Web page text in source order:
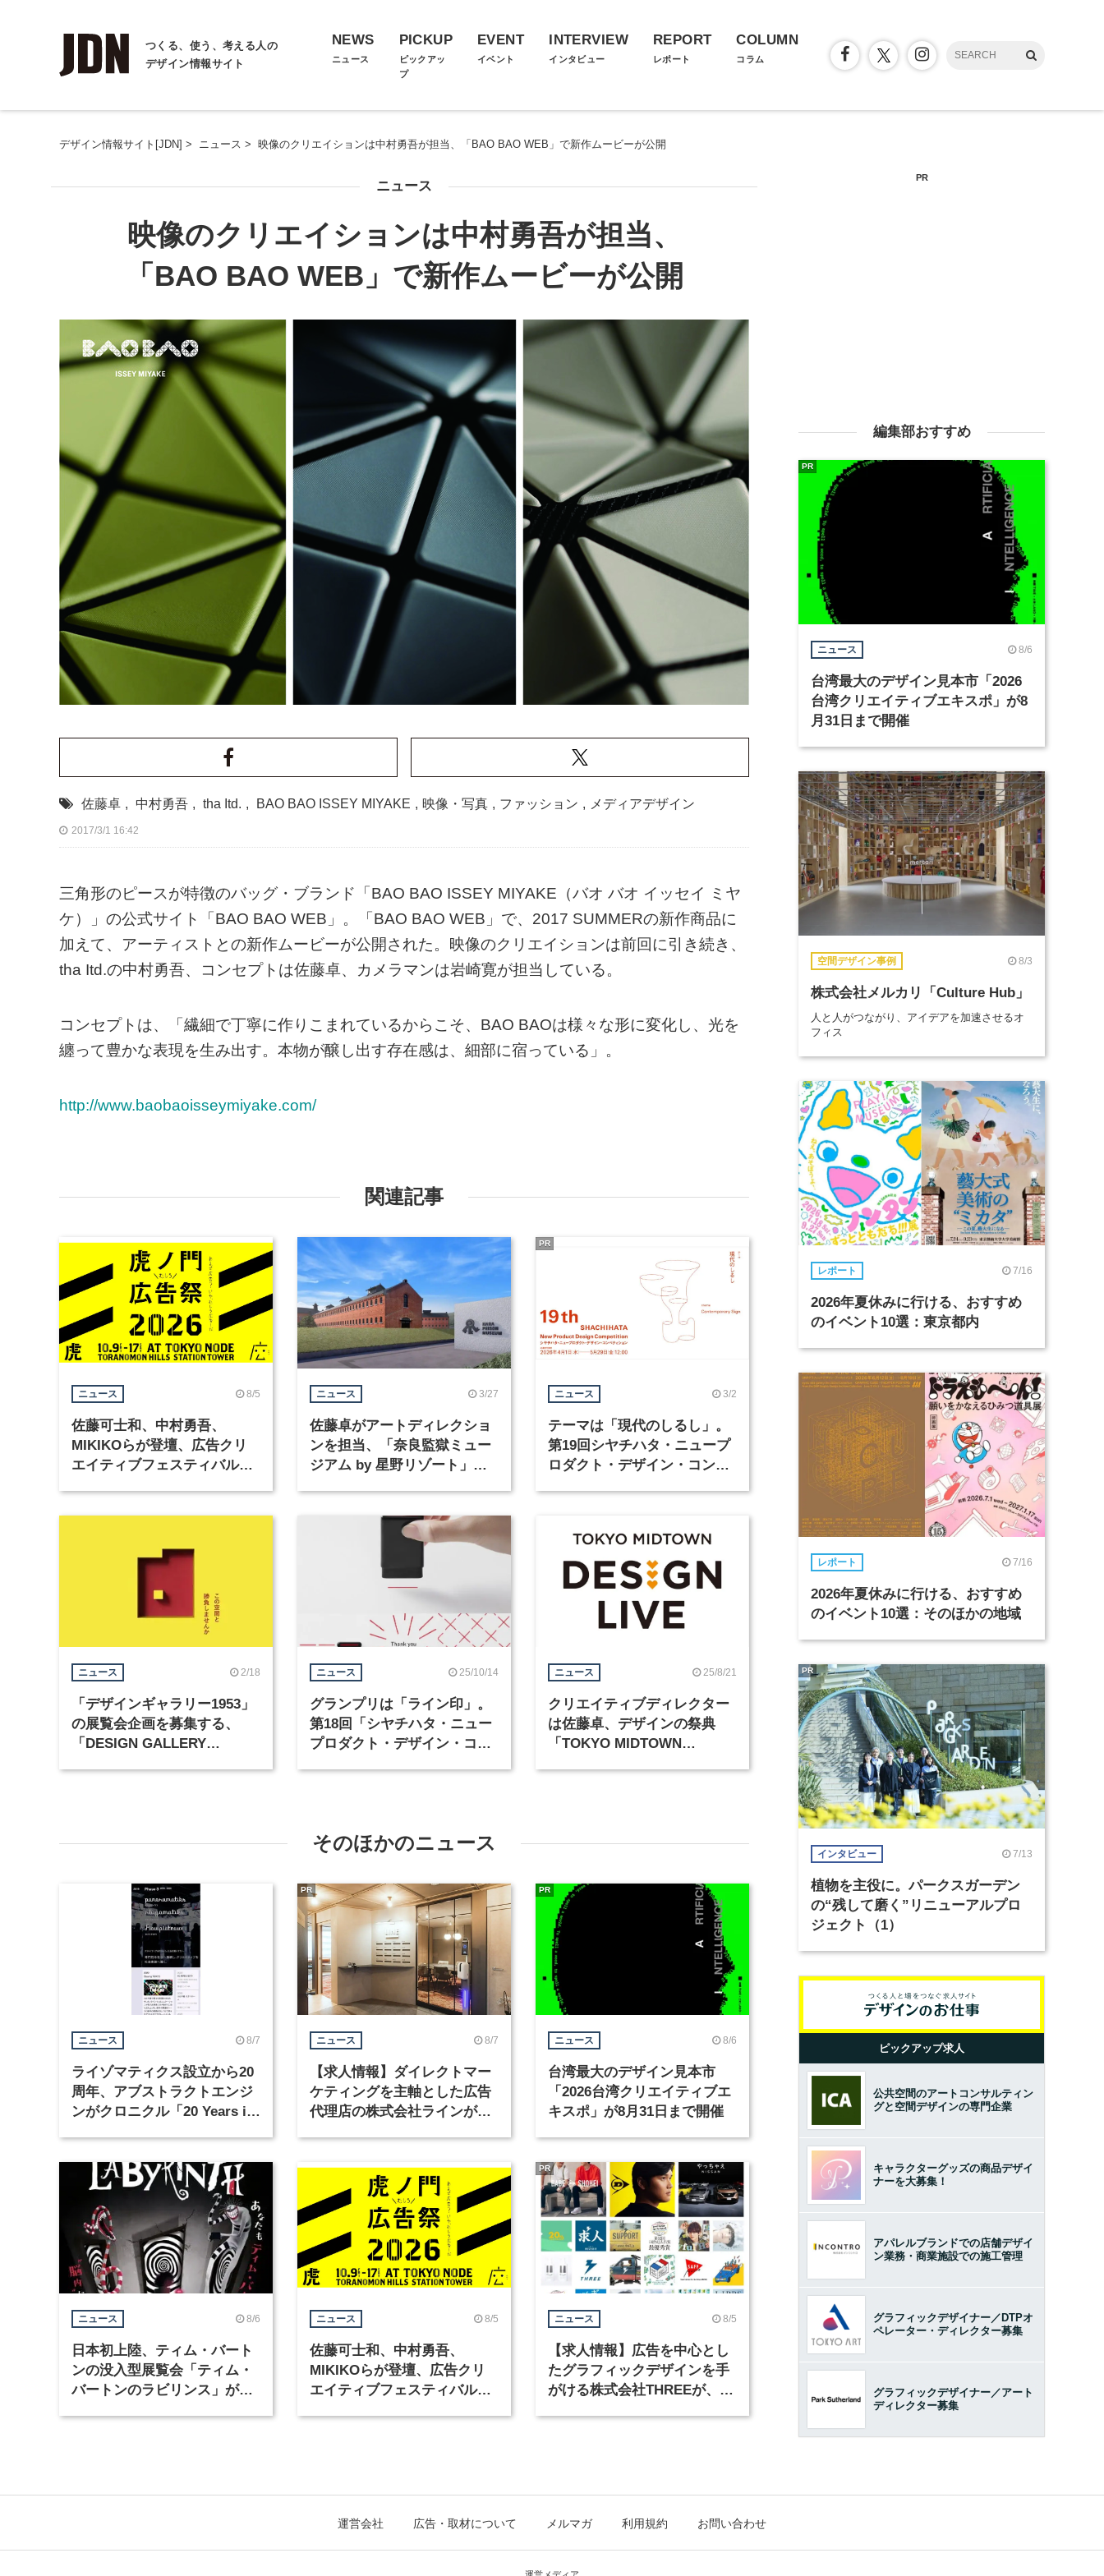
つくる、使う、考える人の
デザイン情報サイト
NEWS
ニュース
PICKUP
ピックアッ
プ
EVENT
イベント
INTERVIEW
インタビュー
REPORT
レポート
COLUMN
コラム
デザイン情報サイト[JDN] > ニュース > 映像のクリエイションは中村勇吾が担当、「BAO BAO WEB」で新作ムービーが公開
ニュース
映像のクリエイションは中村勇吾が担当、
「BAO BAO WEB」で新作ムービーが公開
佐藤卓 , 中村勇吾 , tha Itd. , BAO BAO ISSEY MIYAKE , 映像・写真 , ファッション , メディアデザイン
2017/3/1 16:42
三角形のピースが特徴のバッグ・ブランド「BAO BAO ISSEY MIYAKE（バオ バオ イッセイ ミヤ
ケ）」の公式サイト「BAO BAO WEB」。「BAO BAO WEB」で、2017 SUMMERの新作商品に
加えて、アーティストとの新作ムービーが公開された。映像のクリエイションは前回に引き続き、
tha Itd.の中村勇吾、コンセプトは佐藤卓、カメラマンは岩崎寛が担当している。
コンセプトは、「繊細で丁寧に作りこまれているからこそ、BAO BAOは様々な形に変化し、光を
纏って豊かな表現を生み出す。本物が醸し出す存在感は、細部に宿っている」。
http://www.baobaoisseymiyake.com/
関連記事
ニュース 8/5
佐藤可士和、中村勇吾、
MIKIKOらが登壇、広告クリ
エイティブフェスティバル
ニュース 3/27
佐藤卓がアートディレクショ
ンを担当、「奈良監獄ミュー
ジアム by 星野リゾート」が
ニュース 3/2
テーマは「現代のしるし」。
第19回シヤチハタ・ニュープ
ロダクト・デザイン・コンペ
PR
ニュース 2/18
「デザインギャラリー1953」
の展覧会企画を募集する、
「DESIGN GALLERY
ニュース 25/10/14
グランプリは「ライン印」。
第18回「シヤチハタ・ニュー
プロダクト・デザイン・コン
ニュース 25/8/21
クリエイティブディレクター
は佐藤卓、デザインの祭典
「TOKYO MIDTOWN
そのほかのニュース
ニュース 8/7
ライゾマティクス設立から20
周年、アブストラクトエンジ
ンがクロニクル「20 Years in
ニュース 8/7
【求人情報】ダイレクトマー
ケティングを主軸とした広告
代理店の株式会社ラインが、
PR
ニュース 8/6
台湾最大のデザイン見本市
「2026台湾クリエイティブエ
キスポ」が8月31日まで開催
PR
ニュース 8/6
日本初上陸、ティム・バート
ンの没入型展覧会「ティム・
バートンのラビリンス」が東
ニュース 8/5
佐藤可士和、中村勇吾、
MIKIKOらが登壇、広告クリ
エイティブフェスティバル
ニュース 8/5
【求人情報】広告を中心とし
たグラフィックデザインを手
がける株式会社THREEが、グ
PR
PR
編集部おすすめ
ニュース 8/6
台湾最大のデザイン見本市「2026
台湾クリエイティブエキスポ」が8
月31日まで開催
PR
空間デザイン事例 8/3
株式会社メルカリ「Culture Hub」
人と人がつながり、アイデアを加速させるオ
フィス
レポート 7/16
2026年夏休みに行ける、おすすめ
のイベント10選：東京都内
レポート 7/16
2026年夏休みに行ける、おすすめ
のイベント10選：そのほかの地域
インタビュー 7/13
植物を主役に。パークスガーデン
の“残して磨く”リニューアルプロ
ジェクト（1）
PR
ピックアップ求人
公共空間のアートコンサルティン
グと空間デザインの専門企業
キャラクターグッズの商品デザイ
ナーを大募集！
アパレルブランドでの店舗デザイ
ン業務・商業施設での施工管理
グラフィックデザイナー／DTPオ
ペレーター・ディレクター募集
グラフィックデザイナー／アート
ディレクター募集
運営会社 広告・取材について メルマガ 利用規約 お問い合わせ